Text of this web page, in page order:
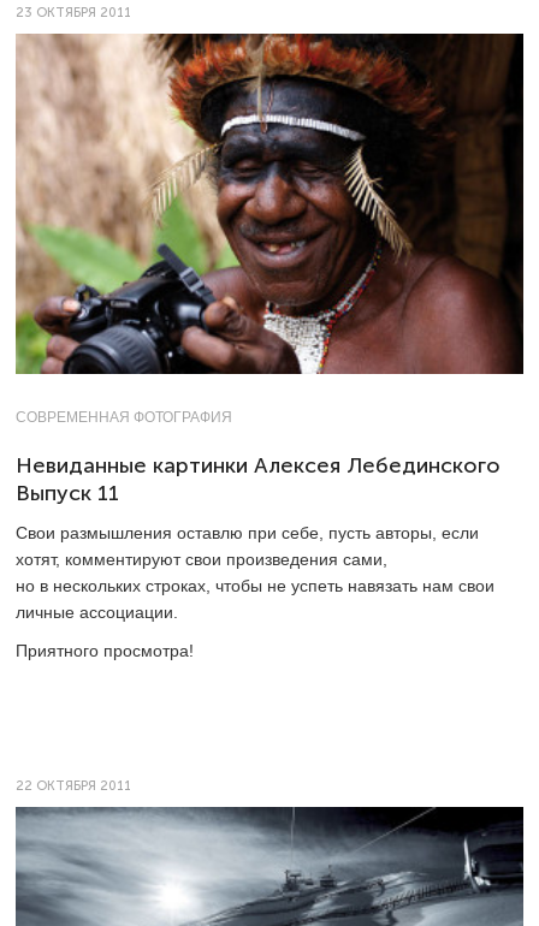
23 ОКТЯБРЯ 2011
СОВРЕМЕННАЯ ФОТОГРАФИЯ
Невиданные картинки Алексея Лебединского
Выпуск 11
Свои размышления оставлю при себе, пусть авторы, если
хотят, комментируют свои произведения сами,
но в нескольких строках, чтобы не успеть навязать нам свои
личные ­ассоциации.
Приятного просмотра!
22 ОКТЯБРЯ 2011